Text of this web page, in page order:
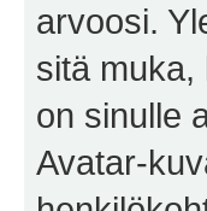
arvoosi.
sitä muka,
on sinulle
Avatar-